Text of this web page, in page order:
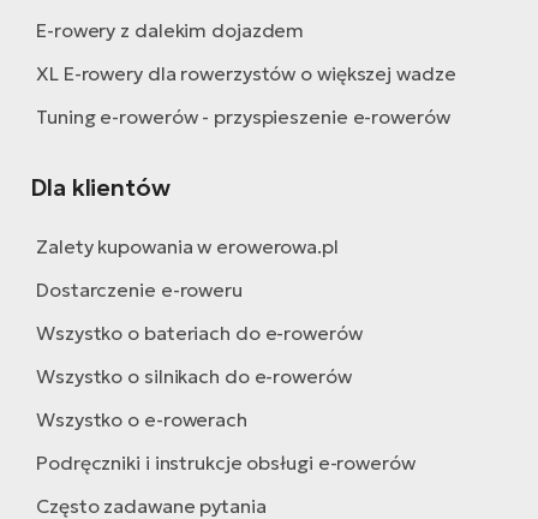
E-rowery z dalekim dojazdem
XL E-rowery dla rowerzystów o większej wadze
Tuning e-rowerów - przyspieszenie e-rowerów
Dla klientów
Zalety kupowania w erowerowa.pl
Dostarczenie e-roweru
Wszystko o bateriach do e-rowerów
Wszystko o silnikach do e-rowerów
Wszystko o e-rowerach
Podręczniki i instrukcje obsługi e-rowerów
Często zadawane pytania